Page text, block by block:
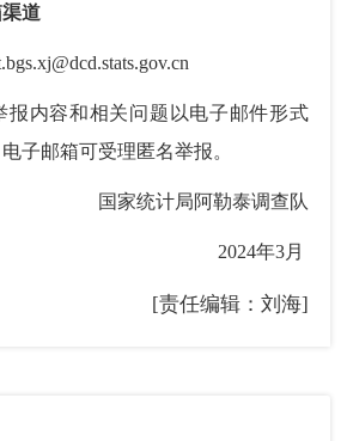
道
内容和相关问题以电子邮件形式
子邮箱可受理匿名举报。
国家统计局阿勒泰调查队
2024年3月
[责任编辑：刘海]